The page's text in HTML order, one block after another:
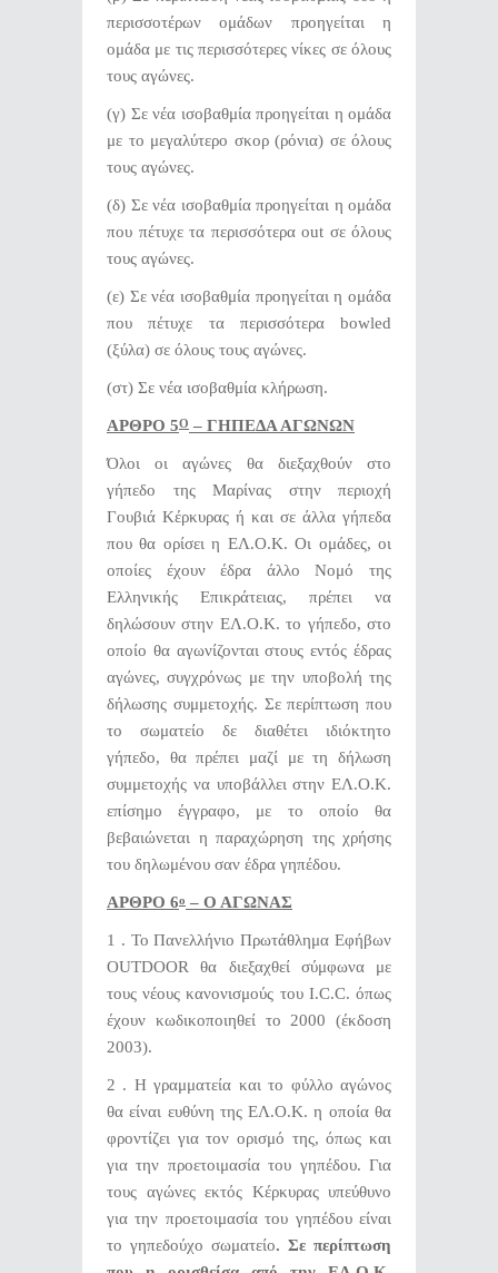
περισσοτέρων ομάδων προηγείται η
ομάδα με τις περισσότερες νίκες σε όλους
τους αγώνες.
(γ) Σε νέα ισοβαθμία προηγείται η ομάδα
με το μεγαλύτερο σκορ (ρόνια) σε όλους
τους αγώνες.
(δ) Σε νέα ισοβαθμία προηγείται η ομάδα
που πέτυχε τα περισσότερα out σε όλους
τους αγώνες.
(ε) Σε νέα ισοβαθμία προηγείται η ομάδα
που πέτυχε τα περισσότερα bowled
(ξύλα) σε όλους τους αγώνες.
(στ) Σε νέα ισοβαθμία κλήρωση.
ΑΡΘΡΟ 5Ο – ΓΗΠΕΔΑ ΑΓΩΝΩΝ
Όλοι οι αγώνες θα διεξαχθούν στο
γήπεδο της Μαρίνας στην περιοχή
Γουβιά Κέρκυρας ή και σε άλλα γήπεδα
που θα ορίσει η ΕΛ.Ο.Κ. Οι ομάδες, οι
οποίες έχουν έδρα άλλο Νομό της
Ελληνικής Επικράτειας, πρέπει να
δηλώσουν στην ΕΛ.Ο.Κ. το γήπεδο, στο
οποίο θα αγωνίζονται στους εντός έδρας
αγώνες, συγχρόνως με την υποβολή της
δήλωσης συμμετοχής. Σε περίπτωση που
το σωματείο δε διαθέτει ιδιόκτητο
γήπεδο, θα πρέπει μαζί με τη δήλωση
συμμετοχής να υποβάλλει στην ΕΛ.Ο.Κ.
επίσημο έγγραφο, με το οποίο θα
βεβαιώνεται η παραχώρηση της χρήσης
του δηλωμένου σαν έδρα γηπέδου.
ΑΡΘΡΟ 6ο – Ο ΑΓΩΝΑΣ
1 . Το Πανελλήνιο Πρωτάθλημα Εφήβων
OUTDOOR θα διεξαχθεί σύμφωνα με
τους νέους κανονισμούς του I.C.C. όπως
έχουν κωδικοποιηθεί το 2000 (έκδοση
2003).
2 . Η γραμματεία και το φύλλο αγώνος
θα είναι ευθύνη της ΕΛ.Ο.Κ. η οποία θα
φροντίζει για τον ορισμό της, όπως και
για την προετοιμασία του γηπέδου. Για
τους αγώνες εκτός Κέρκυρας υπεύθυνο
για την προετοιμασία του γηπέδου είναι
το γηπεδούχο σωματείο. Σε περίπτωση